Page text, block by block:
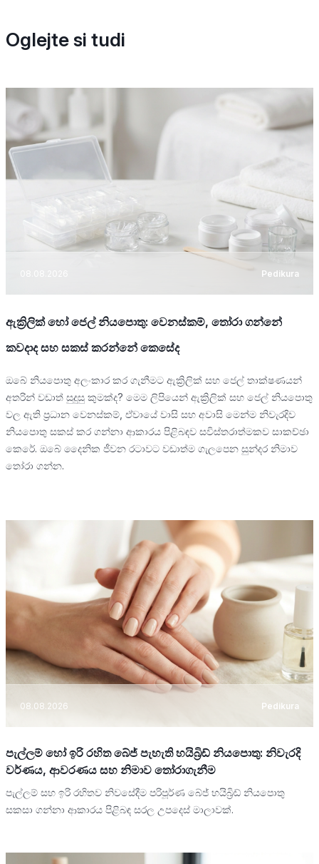
Oglejte si tudi
Pedikura
ඇක්‍රිලික් හෝ ජෙල් නියපොතු: වෙනස්කම්, තෝරා ගන්නේ
කවදාද සහ සකස් කරන්නේ කෙසේද
ඔබේ නියපොතු අලංකාර කර ගැනීමට ඇක්‍රිලික් සහ ජෙල් තාක්ෂණයන්
අතරින් වඩාත් සුදුසු කුමක්ද? මෙම ලිපියෙන් ඇක්‍රිලික් සහ ජෙල් නියපොතු
වල ඇති ප්‍රධාන වෙනස්කම්, ඒවායේ වාසි සහ අවාසි මෙන්ම නිවැරදිව
නියපොතු සකස් කර ගන්නා ආකාරය පිළිබඳව සවිස්තරාත්මකව සාකච්ඡා
කෙරේ. ඔබේ දෛනික ජීවන රටාවට වඩාත්ම ගැලපෙන සුන්දර නිමාව
තෝරා ගන්න.
08.08.2026 Pedikura
පැල්ලම් හෝ ඉරි රහිත බේජ් පැහැති හයිබ්‍රිඩ් නියපොතු: නිවැරදි
වර්ණය, ආවරණය සහ නිමාව තෝරාගැනීම
පැල්ලම් සහ ඉරි රහිතව නිවසේදීම පරිපූර්ණ බේජ් හයිබ්‍රිඩ් නියපොතු
සකසා ගන්නා ආකාරය පිළිබඳ සරල උපදෙස් මාලාවක්.